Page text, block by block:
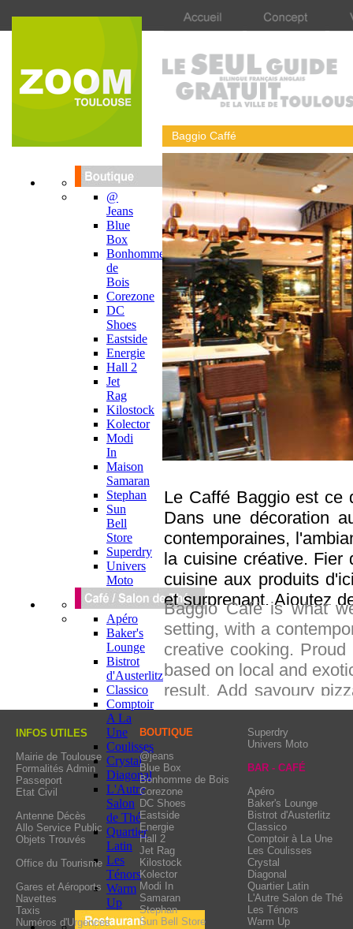
Baggio Café is what
setting, with a
creative cooking.
based on local and
result. Add savoury
and varied wine list et
made in Italy, a must
Le Caffé Baggio est ce
Dans une décoration
contemporaines,
la cuisine créative. Fier
cuisine aux produits
et surprenant. Ajoutez
Top 14, une carte de
aime aussi, la touche
incontournable pour
Baggio Caffé
@
Jeans
Blue
Box
Bonhomme
de
Bois
Corezone
DC
Shoes
Eastside
Energie
Hall 2
Jet
Rag
Kilostock
Kolector
Modi
In
Maison
Samaran
Stephan
Sun
Bell
Store
Superdry
Univers
Moto
Apéro
Baker's
Lounge
Bistrot
d'Austerlitz
Classico
Comptoir
A La
Une
Coulisses
Crystal
Diagonal
L'Autre
Salon
de Thé
Quartier
Latin
Les
Ténors
Warm
Up
INFOS UTILES
Mairie de Toulouse
Formalités Admin
Passeport
Etat Civil
Antenne Décès
Allo Service Public
Objets Trouvés
Office du Tourisme
Gares et Aéroports
Navettes
Taxis
Numéros d'Urgences
Superdry
Univers Moto
BAR - CAFÉ
Apéro
Baker's Lounge
Bistrot d'Austerlitz
Classico
Comptoir à La Une
Les Coulisses
Crystal
Diagonal
Quartier Latin
L'Autre Salon de Thé
Les Ténors
Warm Up
BOUTIQUE
@jeans
Blue Box
Bonhomme de Bois
Corezone
DC Shoes
Eastside
Energie
Hall 2
Jet Rag
Kilostock
Kolector
Modi In
Samaran
Stephan
Sun Bell Store